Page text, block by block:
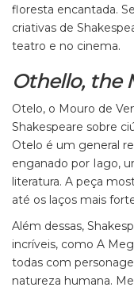
floresta encantada.
criativas de
teatro e no cinema.
Othello, the
Otelo, o Mouro de
Shakespeare sobre
Otelo é um general
enganado por Iago,
literatura. A peça
até os laços mais
Além dessas,
incríveis, como A
todas com
natureza humana.